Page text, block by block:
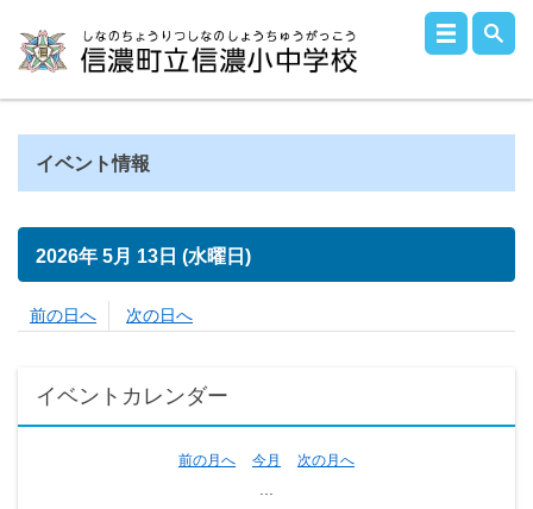
イベント情報
2026年 5月 13日 (水曜日)
前の日へ 次の日へ
イベントカレンダー
前の月へ 今月 次の月へ